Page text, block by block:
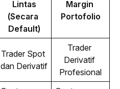
Lintas
(Secara
Default)
Margin
Portofolio
Trader Spot
dan Derivatif
Trader
Derivatif
Profesional